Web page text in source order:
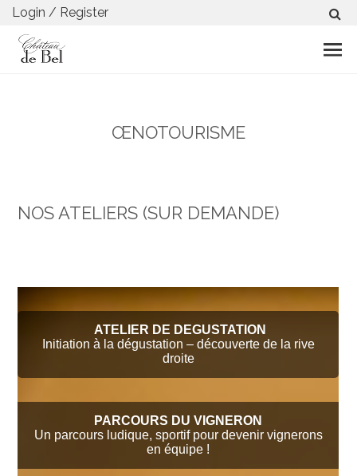
Login / Register
ŒNOTOURISME
NOS ATELIERS (SUR DEMANDE)
ATELIER DE DEGUSTATION
Initiation à la dégustation – découverte de la rive
droite
PARCOURS DU VIGNERON
Un parcours ludique, sportif pour devenir vignerons
en équipe !